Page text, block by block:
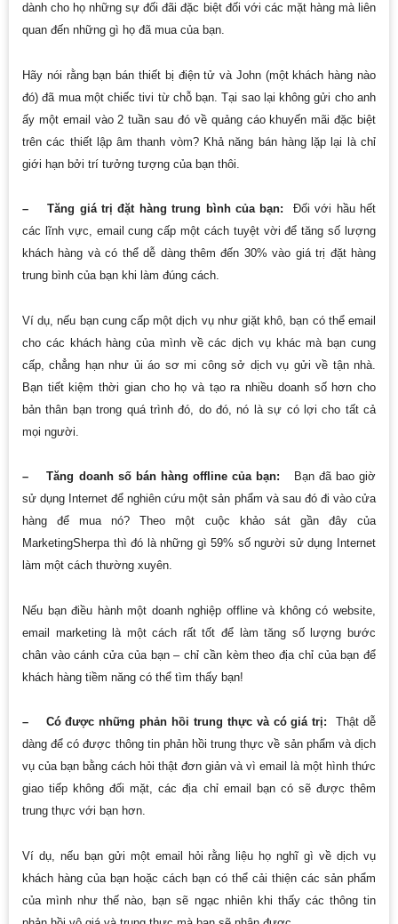
dành cho họ những sự đối đãi đặc biệt đối với các mặt hàng mà liên
quan đến những gì họ đã mua của bạn.
Hãy nói rằng bạn bán thiết bị điện tử và John (một khách hàng nào
đó) đã mua một chiếc tivi từ chỗ bạn. Tại sao lại không gửi cho anh
ấy một email vào 2 tuần sau đó về quảng cáo khuyến mãi đặc biệt
trên các thiết lập âm thanh vòm? Khả năng bán hàng lặp lại là chỉ
giới hạn bởi trí tưởng tượng của bạn thôi.
– Tăng giá trị đặt hàng trung bình của bạn:
Đối với hầu hết
các lĩnh vực, email cung cấp một cách tuyệt vời để tăng số lượng
khách hàng và có thể dễ dàng thêm đến 30% vào giá trị đặt hàng
trung bình của bạn khi làm đúng cách.
Ví dụ, nếu bạn cung cấp một dịch vụ như giặt khô, bạn có thể email
cho các khách hàng của mình về các dịch vụ khác mà bạn cung
cấp, chẳng hạn như ủi áo sơ mi công sở dịch vụ gửi về tận nhà.
Bạn tiết kiệm thời gian cho họ và tạo ra nhiều doanh số hơn cho
bản thân bạn trong quá trình đó, do đó, nó là sự có lợi cho tất cả
mọi người.
– Tăng doanh số bán hàng offline của bạn:
Bạn đã bao giờ
sử dụng Internet để nghiên cứu một sản phẩm và sau đó đi vào cửa
hàng để mua nó? Theo một cuộc khảo sát gần đây của
MarketingSherpa thì đó là những gì 59% số người sử dụng Internet
làm một cách thường xuyên.
Nếu bạn điều hành một doanh nghiệp offline và không có website,
email marketing là một cách rất tốt để làm tăng số lượng bước
chân vào cánh cửa của bạn – chỉ cần kèm theo địa chỉ của bạn để
khách hàng tiềm năng có thể tìm thấy bạn!
– Có được những phản hồi trung thực và có giá trị:
Thật dễ
dàng để có được thông tin phản hồi trung thực về sản phẩm và dịch
vụ của bạn bằng cách hỏi thật đơn giản và vì email là một hình thức
giao tiếp không đối mặt, các địa chỉ email bạn có sẽ được thêm
trung thực với bạn hơn.
Ví dụ, nếu bạn gửi một email hỏi rằng liệu họ nghĩ gì về dịch vụ
khách hàng của bạn hoặc cách bạn có thể cải thiện các sản phẩm
của mình như thế nào, bạn sẽ ngạc nhiên khi thấy các thông tin